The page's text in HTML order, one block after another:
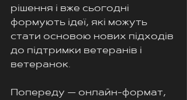
рішення і вже сьогодні
формують ідеї, які можуть
стати основою нових підходів
до підтримки ветеранів і
ветеранок.
Попереду — онлайн-формат,